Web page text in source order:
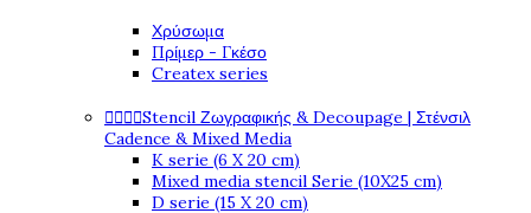
Χρύσωμα
Πρίμερ - Γκέσο
Createx series
Stencil Ζωγραφικής & Decoupage | Στένσιλ
Cadence & Mixed Media
K serie (6 X 20 cm)
Mixed media stencil Serie (10X25 cm)
D serie (15 X 20 cm)